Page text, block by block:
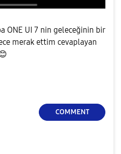
ONE UI 7 nin geleceğinin bir
merak ettim cevaplayan
COMMENT